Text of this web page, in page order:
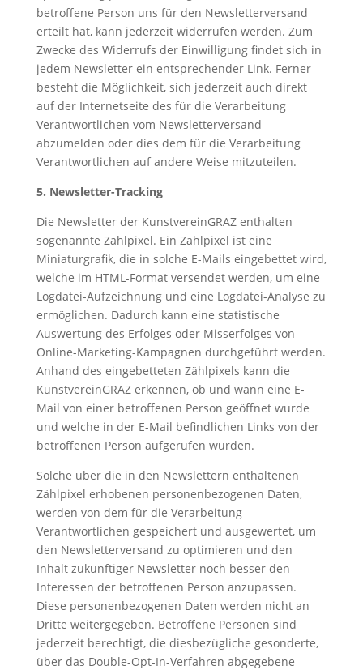
betroffene Person uns für den Newsletterversand
erteilt hat, kann jederzeit widerrufen werden. Zum
Zwecke des Widerrufs der Einwilligung findet sich in
jedem Newsletter ein entsprechender Link. Ferner
besteht die Möglichkeit, sich jederzeit auch direkt
auf der Internetseite des für die Verarbeitung
Verantwortlichen vom Newsletterversand
abzumelden oder dies dem für die Verarbeitung
Verantwortlichen auf andere Weise mitzuteilen.
5. Newsletter-Tracking
Die Newsletter der KunstvereinGRAZ enthalten
sogenannte Zählpixel. Ein Zählpixel ist eine
Miniaturgrafik, die in solche E-Mails eingebettet wird,
welche im HTML-Format versendet werden, um eine
Logdatei-Aufzeichnung und eine Logdatei-Analyse zu
ermöglichen. Dadurch kann eine statistische
Auswertung des Erfolges oder Misserfolges von
Online-Marketing-Kampagnen durchgeführt werden.
Anhand des eingebetteten Zählpixels kann die
KunstvereinGRAZ erkennen, ob und wann eine E-
Mail von einer betroffenen Person geöffnet wurde
und welche in der E-Mail befindlichen Links von der
betroffenen Person aufgerufen wurden.
Solche über die in den Newslettern enthaltenen
Zählpixel erhobenen personenbezogenen Daten,
werden von dem für die Verarbeitung
Verantwortlichen gespeichert und ausgewertet, um
den Newsletterversand zu optimieren und den
Inhalt zukünftiger Newsletter noch besser den
Interessen der betroffenen Person anzupassen.
Diese personenbezogenen Daten werden nicht an
Dritte weitergegeben. Betroffene Personen sind
jederzeit berechtigt, die diesbezügliche gesonderte,
über das Double-Opt-In-Verfahren abgegebene